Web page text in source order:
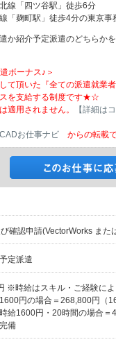
線「四ツ谷駅」徒歩6分
「麹町駅」徒歩4分の東京事
か紹介予定派遣のどちらか
ボーナス♪＞
頂いた『全ての派遣就業
を支給する制度です★☆
適用されません。
【詳細は
CADお仕事ナビ からの転載で
確認申請(VectorWorks ま
定派遣
※時給はスキル・ご経験に
円の場合＝268,800円（
給1600円・20時間の場合＝
備